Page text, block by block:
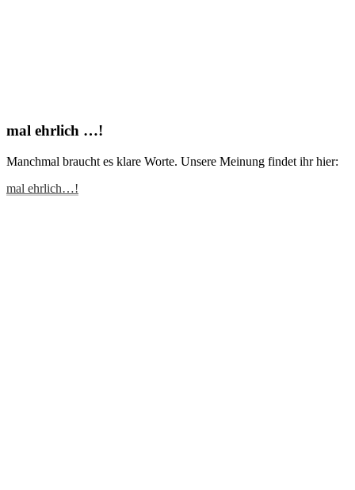
mal ehrlich …!
Manchmal braucht es klare Worte. Unsere Meinung findet ihr hier:
mal ehrlich…!